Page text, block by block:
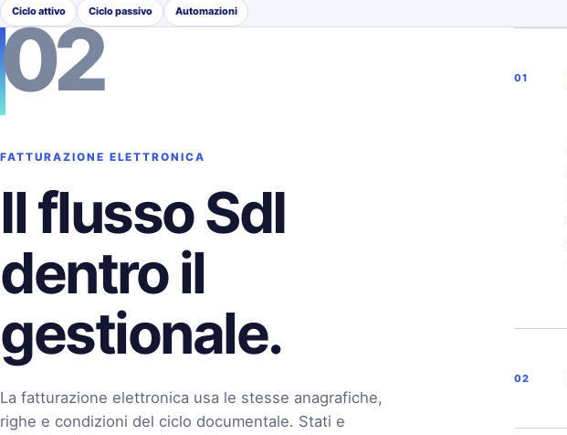
Ciclo attivo Ciclo passivo Automazioni
02
FATTURAZIONE ELETTRONICA
Il flusso SdI
dentro il
gestionale.
La fatturazione elettronica usa le stesse anagrafiche,
righe e condizioni del ciclo documentale. Stati e
01
02